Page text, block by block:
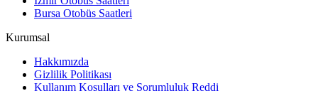
Bursa Otobüs Saatleri
Kurumsal
Hakkımızda
Gizlilik Politikası
Kullanım Koşulları ve Sorumluluk Reddi